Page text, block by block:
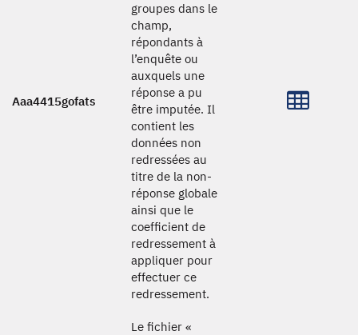
Aaa4415gofats
groupes dans le
champ,
répondants à
l’enquête ou
auxquels une
réponse a pu
être imputée. Il
contient les
données non
redressées au
titre de la non-
réponse globale
ainsi que le
coefficient de
redressement à
appliquer pour
effectuer ce
redressement.
Le fichier «